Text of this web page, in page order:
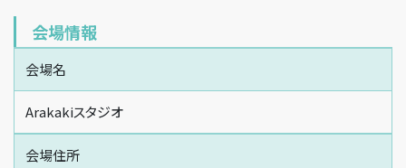
会場情報
会場名
Arakakiスタジオ
会場住所